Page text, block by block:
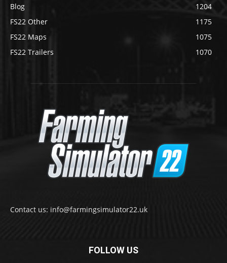
Blog
1204
FS22 Other
1175
FS22 Maps
1075
FS22 Trailers
1070
Contact us: info@farmingsimulator22.uk
FOLLOW US